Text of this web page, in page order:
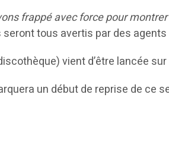
frappé avec force pour
tous avertis par des
vient d’être lancée
un début de reprise de